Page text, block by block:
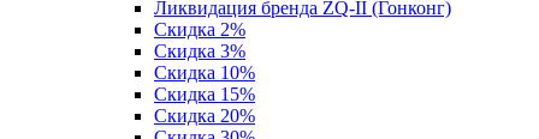
Ликвидация бренда ZQ-II (Гонконг)
Скидка 2%
Скидка 3%
Скидка 10%
Скидка 15%
Скидка 20%